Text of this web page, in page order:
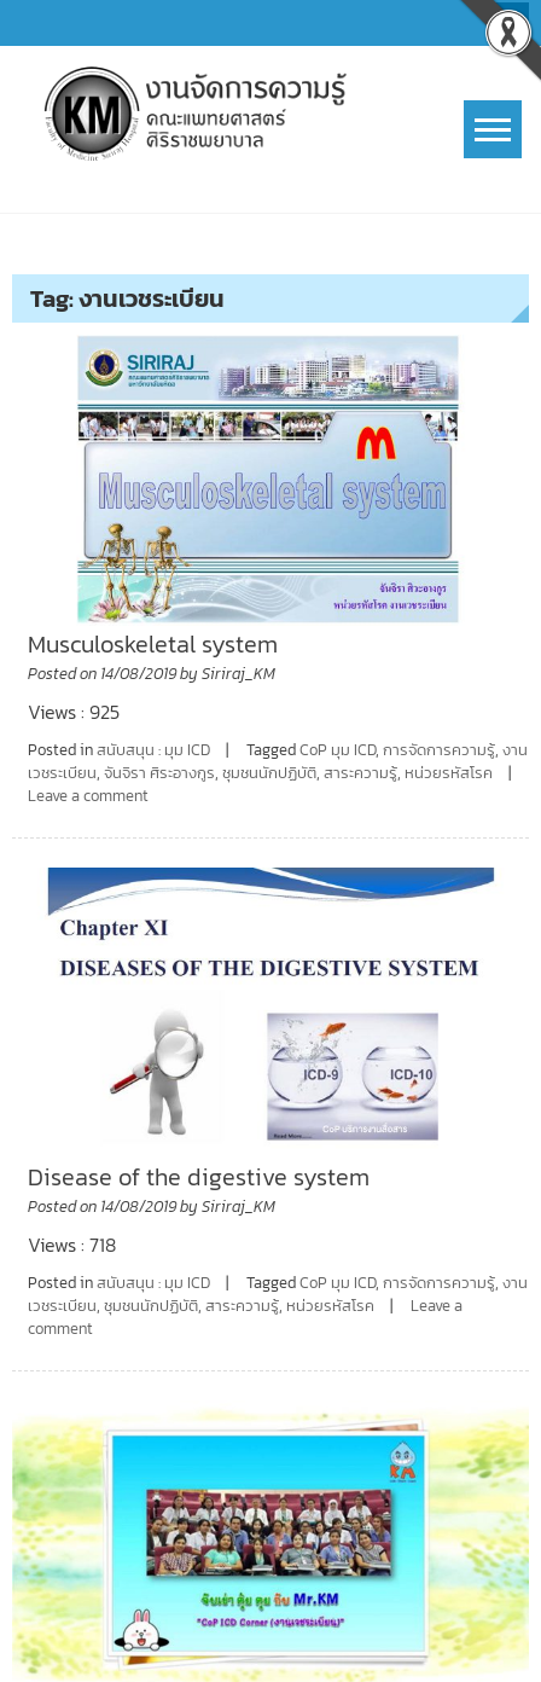
to
content
Tag:งานเวชระเบียน
Musculoskeletal system
Posted on 14/08/2019by Siriraj_KM
Views : 925
Posted inสนับสนุน : มุม ICD TaggedCoP มุม ICD, การจัดการความรู้, งาน
เวชระเบียน, จันจิรา ศิระอางกูร, ชุมชนนักปฏิบัติ, สาระความรู้, หน่วยรหัสโรค
Leave a comment
Disease of the digestive system
Posted on 14/08/2019by Siriraj_KM
Views : 718
Posted inสนับสนุน : มุม ICD TaggedCoP มุม ICD, การจัดการความรู้, งาน
เวชระเบียน, ชุมชนนักปฏิบัติ, สาระความรู้, หน่วยรหัสโรค
Leave a
comment